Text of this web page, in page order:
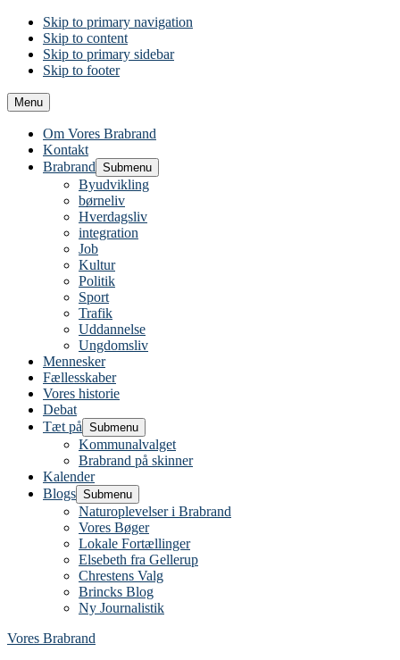
Skip to primary navigation
Skip to content
Skip to primary sidebar
Skip to footer
Menu
Om Vores Brabrand
Kontakt
Brabrand Submenu
Byudvikling
børneliv
Hverdagsliv
integration
Job
Kultur
Politik
Sport
Trafik
Uddannelse
Ungdomsliv
Mennesker
Fællesskaber
Vores historie
Debat
Tæt på Submenu
Kommunalvalget
Brabrand på skinner
Kalender
Blogs Submenu
Naturoplevelser i Brabrand
Vores Bøger
Lokale Fortællinger
Elsebeth fra Gellerup
Chrestens Valg
Brincks Blog
Ny Journalistik
Vores Brabrand